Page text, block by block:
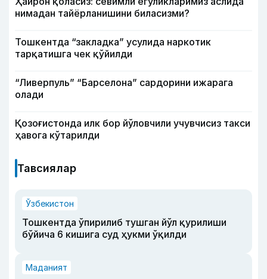
нимадан тайёрланишини биласизми?
Тошкентда “закладка” усулида наркотик
тарқатишга чек қўйилди
“Ливерпуль” “Барселона” сардорини ижарага
олади
Қозоғистонда илк бор йўловчили учувчисиз такси
ҳавога кўтарилди
Тавсиялар
Ўзбекистон
Тошкентда ўпирилиб тушган йўл қурилиши
бўйича 6 кишига суд ҳукми ўқилди
Маданият